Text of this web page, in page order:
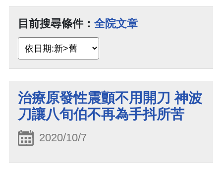
目前搜尋條件： 全院文章
治療原發性震顫不用開刀 神波
刀讓八旬伯不再為手抖所苦
2020/10/7